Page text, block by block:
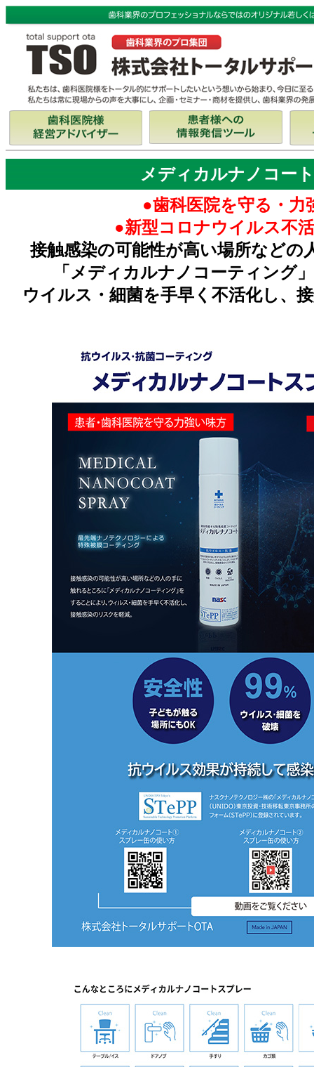
メディカルナノコー
●歯科医院を守る・力
●新型コロナウイルス不
接触感染の可能性が高い場所などの
「メディカルナノコーティング
ウイルス・細菌を手早く不活化し、